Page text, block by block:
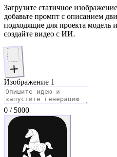
Загрузите статичное
добавьте промпт с описанием
подходящие для проекта модель
создайте видео с ИИ.
Изображение 1
0 / 5000